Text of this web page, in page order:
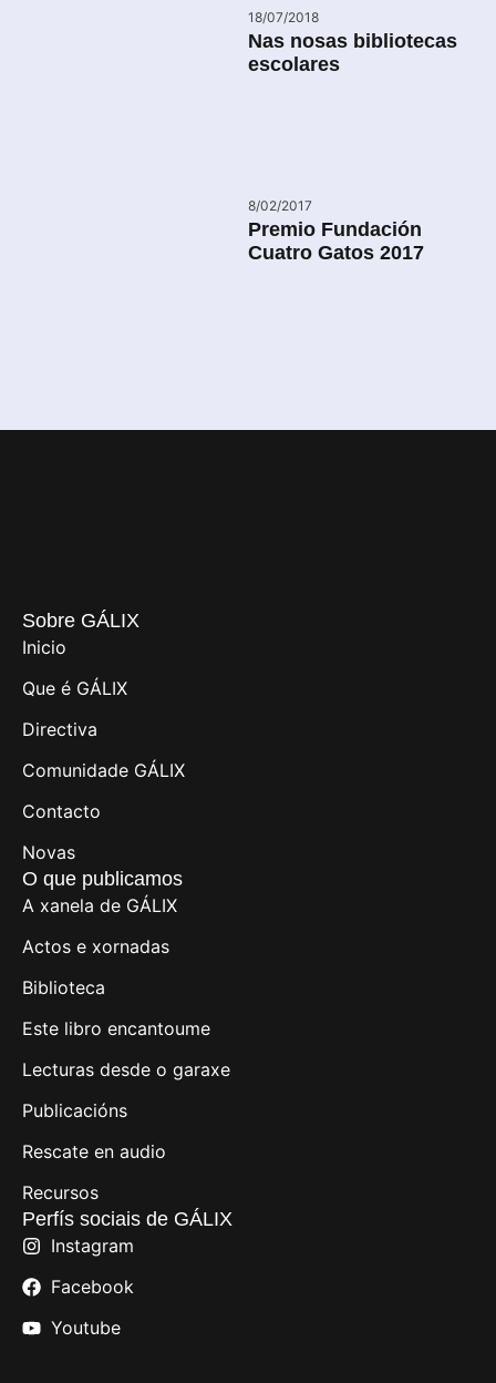
18/07/2018
Nas nosas bibliotecas
escolares
8/02/2017
Premio Fundación
Cuatro Gatos 2017
Sobre GÁLIX
Inicio
Que é GÁLIX
Directiva
Comunidade GÁLIX
Contacto
Novas
O que publicamos
A xanela de GÁLIX
Actos e xornadas
Biblioteca
Este libro encantoume
Lecturas desde o garaxe
Publicacións
Rescate en audio
Recursos
Perfís sociais de GÁLIX
Instagram
Facebook
Youtube